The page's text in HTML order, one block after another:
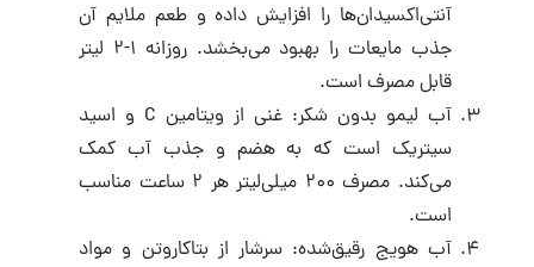
آنتی‌اکسیدان‌ها را افزایش داده و طعم ملایم آن
جذب مایعات را بهبود می‌بخشد. روزانه ۱-۲ لیتر
قابل مصرف است.
آب لیمو بدون شکر: غنی از ویتامین C و اسید
سیتریک است که به هضم و جذب آب کمک
می‌کند. مصرف ۲۰۰ میلی‌لیتر هر ۲ ساعت مناسب
است.
آب هویج رقیق‌شده: سرشار از بتاکاروتن و مواد